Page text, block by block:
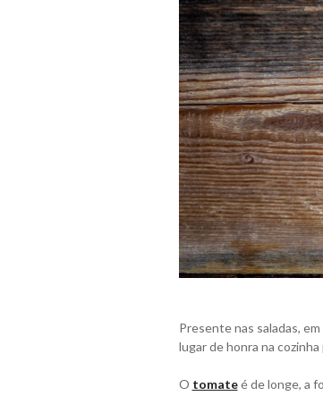
Presente nas saladas,
lugar de honra na
O tomateé de longe, a